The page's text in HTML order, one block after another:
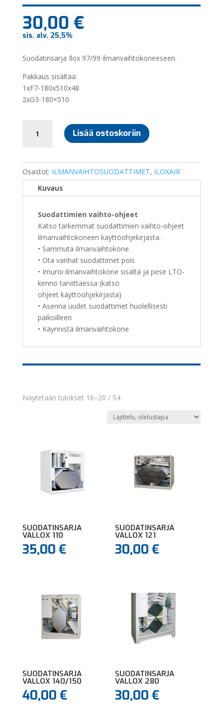
30,00 €
sis. alv. 25,5%
Suodatinsarja Ilox 97/99 ilmanvaihtokoneeseen.
Pakkaus sisältää:
1xF7-180x510x48
2xG3-180×510
SUODATINSARJA
ILOX
Lisää ostoskoriin
Osastot: ILMANVAIHTOSUODATTIMET, ILOXAIR
Kuvaus
Suodattimien vaihto-ohjeet
Katso tarkemmat suodattimien vaihto-ohjeet
ilmanvaihtokoneen käyttöohjekirjasta.
• Sammuta ilmanvaihtokone
• Ota vanhat suodattimet pois
• Imuroi ilmanvaihtokone sisältä ja pese LTO-
kenno tarvittaessa (katso
ohjeet käyttöohjekirjasta)
• Asenna uudet suodattimet huolellisesti
paikoilleen
• Käynnistä ilmanvaihtokone
Näytetään tulokset 16–20 / 54
SUODATINSARJA
VALLOX 110
35,00 €
SUODATINSARJA
VALLOX 121
30,00€
SUODATINSARJA
VALLOX 140/150
40,00 €
SUODATINSARJA
VALLOX 280
30,00€